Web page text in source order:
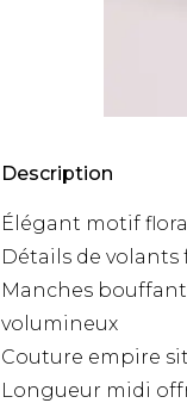
Description
Élégant motif
Détails de
Manches
volumineux
Couture empire
Longueur midi